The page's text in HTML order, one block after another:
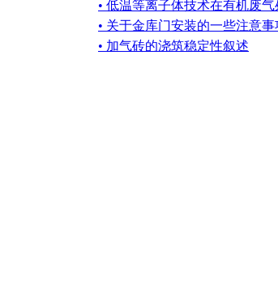
• 低温等离子体技术在有机废气
• 关于金库门安装的一些注意事
• 加气砖的浇筑稳定性叙述